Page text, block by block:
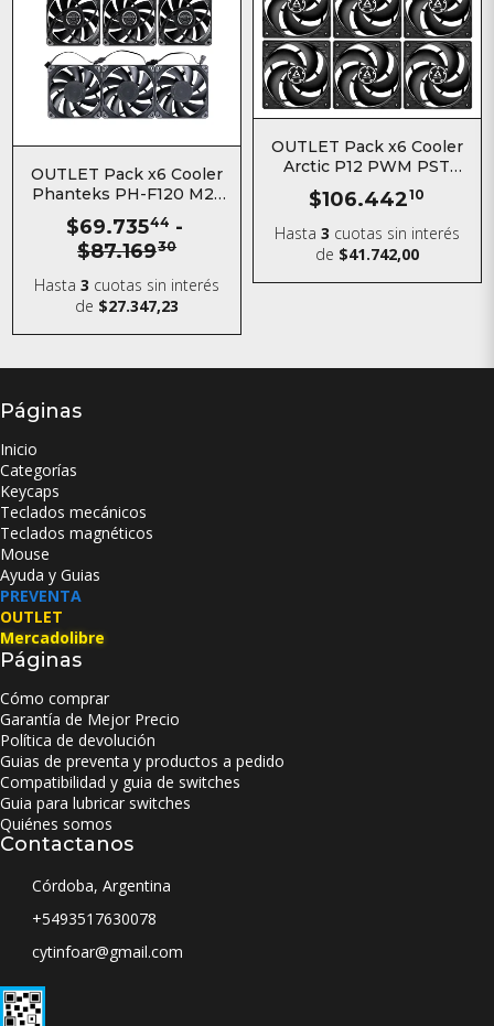
OUTLET Pack x6 Cooler
Phanteks PH-F120 M25
120MM
$69.73544 -
$87.16930
Hasta3 cuotas sin interés
de $27.347,23
OUTLET Pack x6 Cooler
Arctic P12 PWM PST
$106.44210
Hasta 3 cuotas sin interés
de $41.742,00
Páginas
Inicio
Categorías
Keycaps
Teclados mecánicos
Teclados magnéticos
Mouse
Ayuda y Guias
PREVENTA
OUTLET
Mercadolibre
Páginas
Cómo comprar
Garantía de Mejor Precio
Política de devolución
Guias de preventa y productos a pedido
Compatibilidad y guia de switches
Guia para lubricar switches
Quiénes somos
Contactanos
Córdoba, Argentina
+5493517630078
cytinfoar@gmail.com